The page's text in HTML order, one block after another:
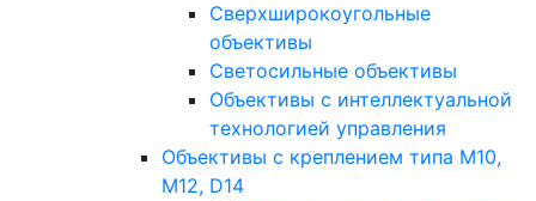
Сверхширокоугольные
объективы
Светосильные объективы
Объективы с интеллектуальной
технологией управления
Объективы с креплением типа M10,
M12, D14